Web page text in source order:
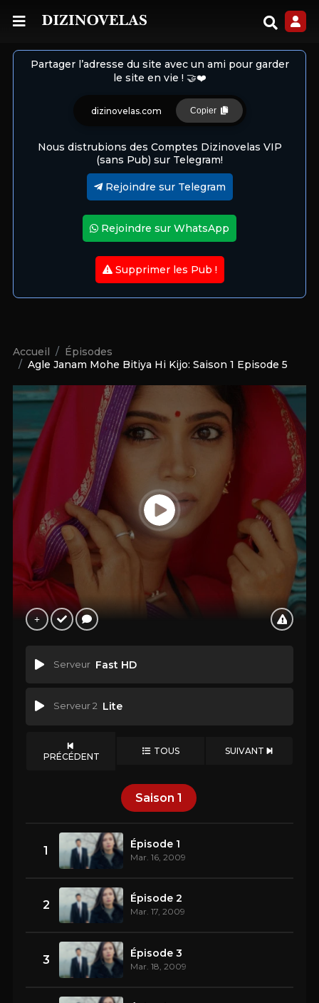
Partager l’adresse du site avec un ami pour garder
le site en vie ! 🤝❤️
dizinovelas.com Copier
Nous distrubions des Comptes Dizinovelas VIP
(sans Pub) sur Telegram!
Rejoindre sur Telegram
Rejoindre sur WhatsApp
Supprimer les Pub !
Accueil
Épisodes
Agle Janam Mohe Bitiya Hi Kijo: Saison 1 Episode 5
Serveur Fast HD
Serveur 2 Lite
PRÉCÉDENT TOUS SUIVANT
Saison 1
1 Épisode 1
Mar. 16, 2009
2 Épisode 2
Mar. 17, 2009
3 Épisode 3
Mar. 18, 2009